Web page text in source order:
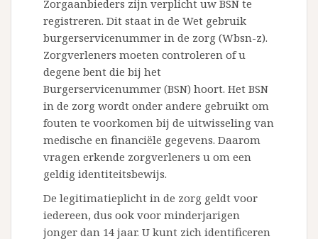
Zorgaanbieders zijn verplicht uw BSN te
registreren. Dit staat in de Wet gebruik
burgerservicenummer in de zorg (Wbsn-z).
Zorgverleners moeten controleren of u
degene bent die bij het
Burgerservicenummer (BSN) hoort. Het BSN
in de zorg wordt onder andere gebruikt om
fouten te voorkomen bij de uitwisseling van
medische en financiële gegevens. Daarom
vragen erkende zorgverleners u om een
geldig identiteitsbewijs.
De legitimatieplicht in de zorg geldt voor
iedereen, dus ook voor minderjarigen
jonger dan 14 jaar. U kunt zich identificeren